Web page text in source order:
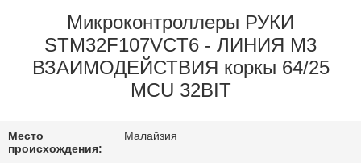
ЭКСКУРСИЯ
ЗАВОДУ
КАЧЕСТВА
Микроконтроллеры РУКИ
STM32F107VCT6 - ЛИНИЯ M3
ВЗАИМОДЕЙСТВИЯ коркы 64/25
MCU 32BIT
Место
происхождения:
Малайзия